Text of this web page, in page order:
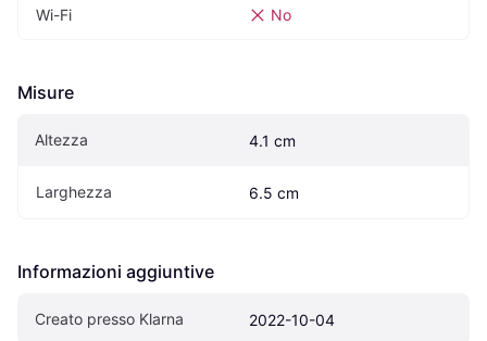
Wi-Fi No
Misure
Altezza 4.1 cm
Larghezza 6.5 cm
Informazioni aggiuntive
Creato presso Klarna 2022-10-04